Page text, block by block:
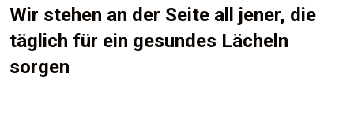
Wir stehen an der Seite all jener, die
täglich für ein gesundes Lächeln
sorgen